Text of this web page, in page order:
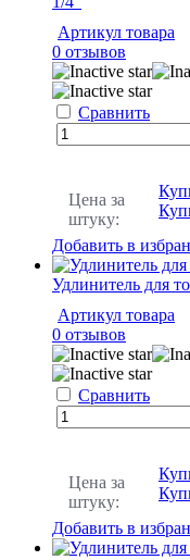
Артикул товара
0 отзывов
Сравнить
Цена за
штуку:
Добавить в
Удлинитель для
Артикул товара
0 отзывов
Сравнить
Цена за
штуку:
Добавить в